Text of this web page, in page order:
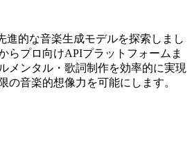
進的な音楽生成モデルを探索しまし
らプロ向けAPIプラットフォームま
メンタル・歌詞制作を効率的に実現
の音楽的想像力を可能にします。